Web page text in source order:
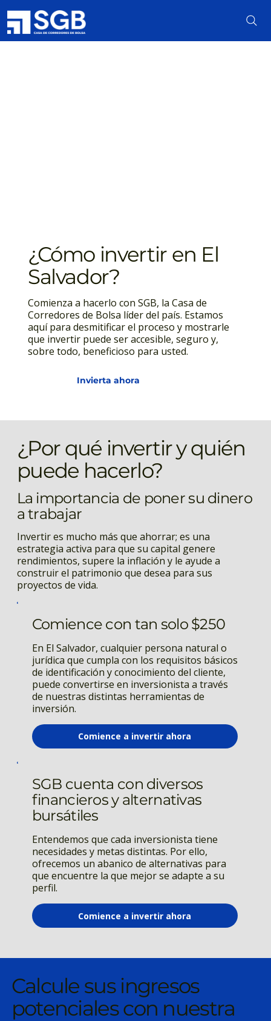
¿Cómo invertir en El
Salvador?
Comienza a hacerlo con SGB, la Casa de
Corredores de Bolsa líder del país. Estamos
aquí para desmitificar el proceso y mostrarle
que invertir puede ser accesible, seguro y,
sobre todo, beneficioso para usted.
Invierta ahora
Comience con tan solo $250
En El Salvador, cualquier persona natural o
jurídica que cumpla con los requisitos básicos
de identificación y conocimiento del cliente,
puede convertirse en inversionista a través
de nuestras distintas herramientas de
inversión.
Comience a invertir ahora
SGB cuenta con diversos
financieros y alternativas
bursátiles
Entendemos que cada inversionista tiene
necesidades y metas distintas. Por ello,
ofrecemos un abanico de alternativas para
que encuentre la que mejor se adapte a su
perfil.
Comience a invertir ahora
¿Por qué invertir y quién
puede hacerlo?
La importancia de poner su dinero
a trabajar
Invertir es mucho más que ahorrar; es una
estrategia activa para que su capital genere
rendimientos, supere la inflación y le ayude a
construir el patrimonio que desea para sus
proyectos de vida.
Calcule sus ingresos
potenciales con nuestra